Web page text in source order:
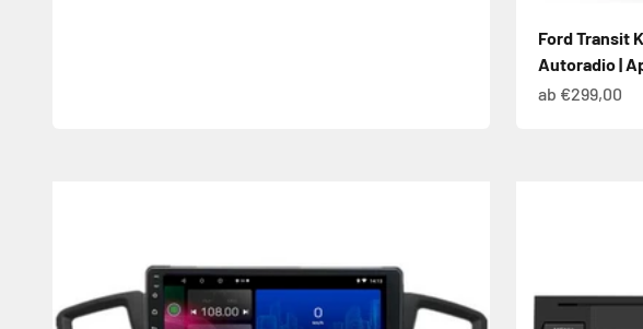
Ford Transit
Autoradio |
Angebot
ab €299,00